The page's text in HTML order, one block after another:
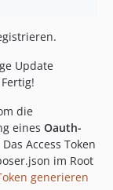
Update
die
eines Oauth-
Access Token
im Root
generieren